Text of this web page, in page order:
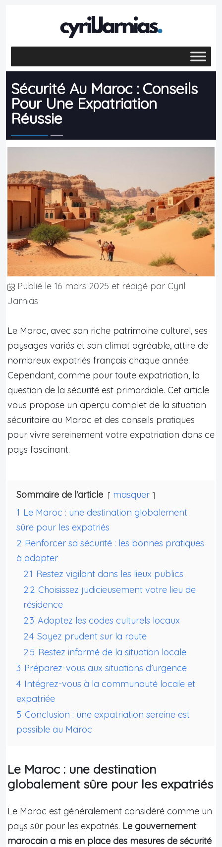
Sécurité Au Maroc : Conseils
Pour Une Expatriation
Réussie
Publié le 16 mars 2025 et rédigé par Cyril
Jarnias
Le Maroc, avec son riche patrimoine culturel, ses
paysages variés et son climat agréable, attire de
nombreux expatriés français chaque année.
Cependant, comme pour toute expatriation, la
question de la sécurité est primordiale. Cet article
vous propose un aperçu complet de la situation
sécuritaire au Maroc et des conseils pratiques
pour vivre sereinement votre expatriation dans ce
pays fascinant.
Sommaire de l'article
masquer
1 Le Maroc : une destination globalement
sûre pour les expatriés
2 Renforcer sa sécurité : les bonnes pratiques
à adopter
2.1 Restez vigilant dans les lieux publics
2.2 Choisissez judicieusement votre lieu de
résidence
2.3 Adoptez les codes culturels locaux
2.4 Soyez prudent sur la route
2.5 Restez informé de la situation locale
3 Préparez-vous aux situations d’urgence
4 Intégrez-vous à la communauté locale et
expatriée
5 Conclusion : une expatriation sereine est
possible au Maroc
Le Maroc : une destination
globalement sûre pour les expatriés
Le Maroc est généralement considéré comme un
pays sûr pour les expatriés. Le gouvernement
marocain a mis en place des mesures de sécurité